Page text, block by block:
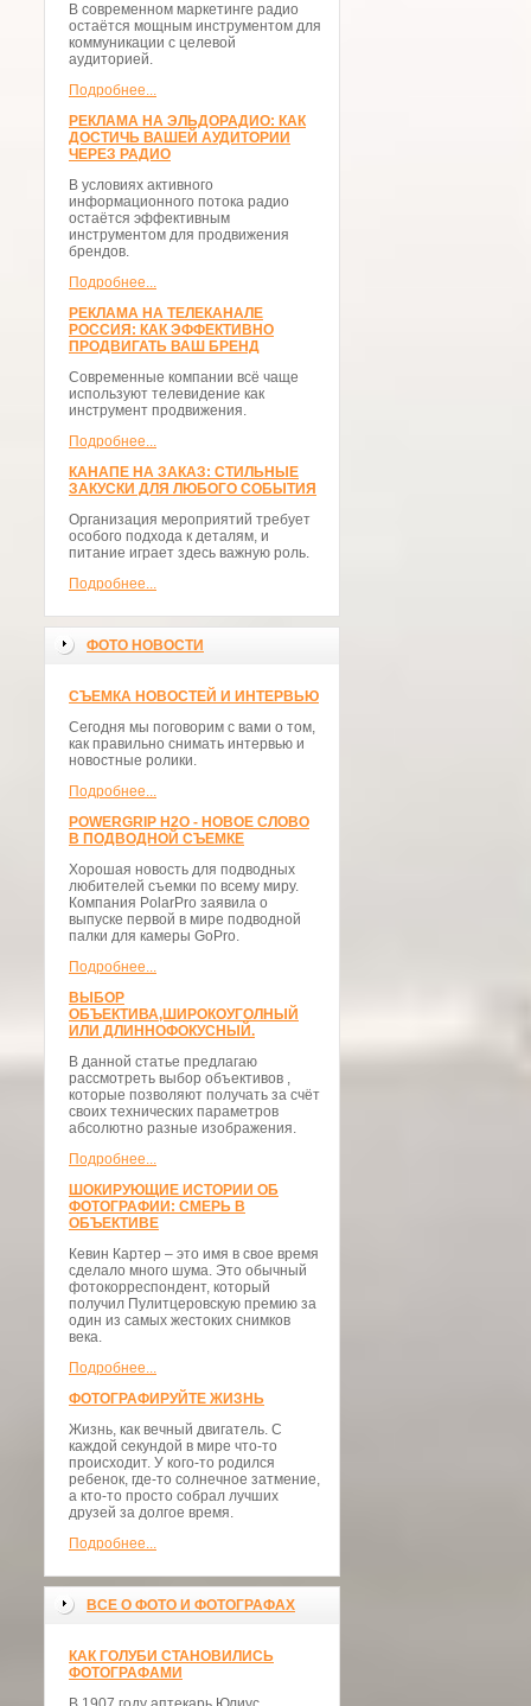
В современном маркетинге радио
остаётся мощным инструментом для
коммуникации с целевой
аудиторией.
Подробнее...
РЕКЛАМА НА ЭЛЬДОРАДИО: КАК
ДОСТИЧЬ ВАШЕЙ АУДИТОРИИ
ЧЕРЕЗ РАДИО
В условиях активного
информационного потока радио
остаётся эффективным
инструментом для продвижения
брендов.
Подробнее...
РЕКЛАМА НА ТЕЛЕКАНАЛЕ
РОССИЯ: КАК ЭФФЕКТИВНО
ПРОДВИГАТЬ ВАШ БРЕНД
Современные компании всё чаще
используют телевидение как
инструмент продвижения.
Подробнее...
КАНАПЕ НА ЗАКАЗ: СТИЛЬНЫЕ
ЗАКУСКИ ДЛЯ ЛЮБОГО СОБЫТИЯ
Организация мероприятий требует
особого подхода к деталям, и
питание играет здесь важную роль.
Подробнее...
ФОТО НОВОСТИ
СЪЕМКА НОВОСТЕЙ И ИНТЕРВЬЮ
Сегодня мы поговорим с вами о том,
как правильно снимать интервью и
новостные ролики.
Подробнее...
POWERGRIP H2O - НОВОЕ СЛОВО
В ПОДВОДНОЙ СЪЕМКЕ
Хорошая новость для подводных
любителей съемки по всему миру.
Компания PolarPro заявила о
выпуске первой в мире подводной
палки для камеры GoPro.
Подробнее...
ВЫБОР
ОБЪЕКТИВА,ШИРОКОУГОЛНЫЙ
ИЛИ ДЛИННОФОКУСНЫЙ.
В данной статье предлагаю
рассмотреть выбор объективов ,
которые позволяют получать за счёт
своих технических параметров
абсолютно разные изображения.
Подробнее...
ШОКИРУЮЩИЕ ИСТОРИИ ОБ
ФОТОГРАФИИ: СМЕРЬ В
ОБЪЕКТИВЕ
Кевин Картер – это имя в свое время
сделало много шума. Это обычный
фотокорреспондент, который
получил Пулитцеровскую премию за
один из самых жестоких снимков
века.
Подробнее...
ФОТОГРАФИРУЙТЕ ЖИЗНЬ
Жизнь, как вечный двигатель. С
каждой секундой в мире что-то
происходит. У кого-то родился
ребенок, где-то солнечное затмение,
а кто-то просто собрал лучших
друзей за долгое время.
Подробнее...
ВСЕ О ФОТО И ФОТОГРАФАХ
КАК ГОЛУБИ СТАНОВИЛИСЬ
ФОТОГРАФАМИ